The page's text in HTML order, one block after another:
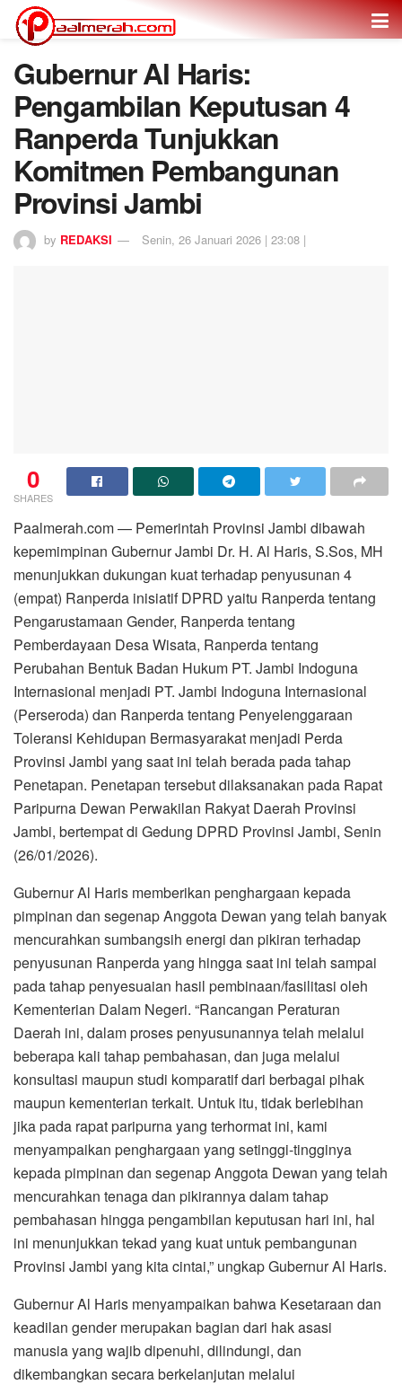
Gubernur Al Haris:
Pengambilan Keputusan 4
Ranperda Tunjukkan
Komitmen Pembangunan
Provinsi Jambi
by REDAKSI Senin, 26 Januari 2026 | 23:08 |
0
SHARES
Paalmerah.com — Pemerintah Provinsi Jambi dibawah
kepemimpinan Gubernur Jambi Dr. H. Al Haris, S.Sos, MH
menunjukkan dukungan kuat terhadap penyusunan 4
(empat) Ranperda inisiatif DPRD yaitu Ranperda tentang
Pengarustamaan Gender, Ranperda tentang
Pemberdayaan Desa Wisata, Ranperda tentang
Perubahan Bentuk Badan Hukum PT. Jambi Indoguna
Internasional menjadi PT. Jambi Indoguna Internasional
(Perseroda) dan Ranperda tentang Penyelenggaraan
Toleransi Kehidupan Bermasyarakat menjadi Perda
Provinsi Jambi yang saat ini telah berada pada tahap
Penetapan. Penetapan tersebut dilaksanakan pada Rapat
Paripurna Dewan Perwakilan Rakyat Daerah Provinsi
Jambi, bertempat di Gedung DPRD Provinsi Jambi, Senin
(26/01/2026).
Gubernur Al Haris memberikan penghargaan kepada
pimpinan dan segenap Anggota Dewan yang telah banyak
mencurahkan sumbangsih energi dan pikiran terhadap
penyusunan Ranperda yang hingga saat ini telah sampai
pada tahap penyesuaian hasil pembinaan/fasilitasi oleh
Kementerian Dalam Negeri. “Rancangan Peraturan
Daerah ini, dalam proses penyusunannya telah melalui
beberapa kali tahap pembahasan, dan juga melalui
konsultasi maupun studi komparatif dari berbagai pihak
maupun kementerian terkait. Untuk itu, tidak berlebihan
jika pada rapat paripurna yang terhormat ini, kami
menyampaikan penghargaan yang setinggi-tingginya
kepada pimpinan dan segenap Anggota Dewan yang telah
mencurahkan tenaga dan pikirannya dalam tahap
pembahasan hingga pengambilan keputusan hari ini, hal
ini menunjukkan tekad yang kuat untuk pembangunan
Provinsi Jambi yang kita cintai,” ungkap Gubernur Al Haris.
Gubernur Al Haris menyampaikan bahwa Kesetaraan dan
keadilan gender merupakan bagian dari hak asasi
manusia yang wajib dipenuhi, dilindungi, dan
dikembangkan secara berkelanjutan melalui